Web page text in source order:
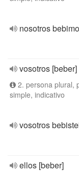
nosotros
vosotros [beber]
2. persona plural,
simple, indicativo
vosotros
ellos [beber]